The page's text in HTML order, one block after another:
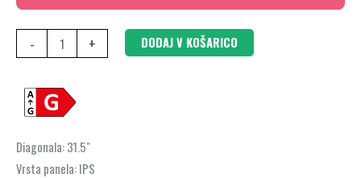
- + DODAJ V KOŠARICO
Diagonala:31.5″
Vrsta panela:IPS